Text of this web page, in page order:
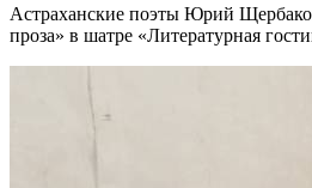
Астраханские поэты Юрий
проза» в шатре «Литературная